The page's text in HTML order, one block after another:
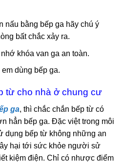
nấu bằng bếp ga hãy chú ý
bất chắc xảy ra.
khóa van ga an toàn.
dùng bếp ga.
từ cho nhà ở chung cư
ga, thì chắc chắn bếp từ có
hẳn bếp ga. Đặc việt trong môi
dụng bếp từ không những an
hại tới sức khỏe người sử
kiệm điện. Chỉ có nhược điểm